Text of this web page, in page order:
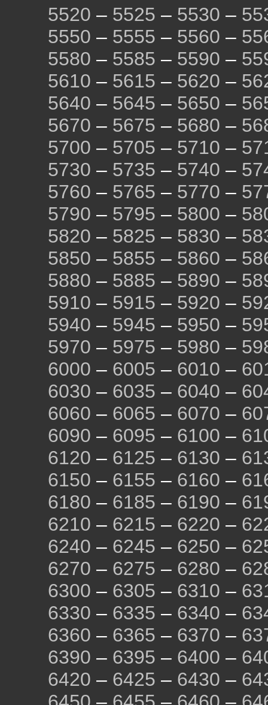
5520 – 5525 – 5530 –
5550 – 5555 – 5560 –
5580 – 5585 – 5590 –
5610 – 5615 – 5620 –
5640 – 5645 – 5650 –
5670 – 5675 – 5680 –
5700 – 5705 – 5710 –
5730 – 5735 – 5740 –
5760 – 5765 – 5770 –
5790 – 5795 – 5800 –
5820 – 5825 – 5830 –
5850 – 5855 – 5860 –
5880 – 5885 – 5890 –
5910 – 5915 – 5920 –
5940 – 5945 – 5950 –
5970 – 5975 – 5980 –
6000 – 6005 – 6010 –
6030 – 6035 – 6040 –
6060 – 6065 – 6070 –
6090 – 6095 – 6100 –
6120 – 6125 – 6130 –
6150 – 6155 – 6160 –
6180 – 6185 – 6190 –
6210 – 6215 – 6220 –
6240 – 6245 – 6250 –
6270 – 6275 – 6280 –
6300 – 6305 – 6310 –
6330 – 6335 – 6340 –
6360 – 6365 – 6370 –
6390 – 6395 – 6400 –
6420 – 6425 – 6430 –